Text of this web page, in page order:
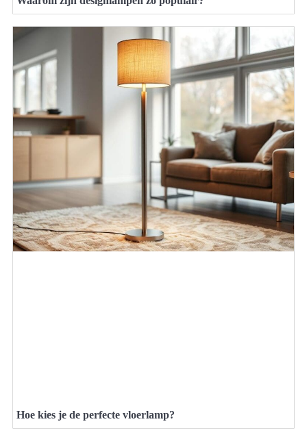
Hoe kies je de perfecte vloerlamp?